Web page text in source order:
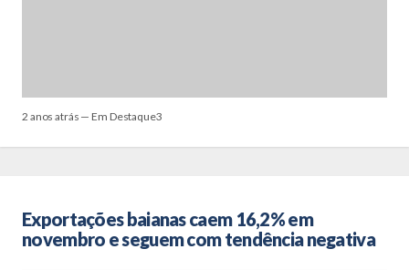
2 anos atrás — Em Destaque3
Exportações baianas caem 16,2% em
novembro e seguem com tendência negativa